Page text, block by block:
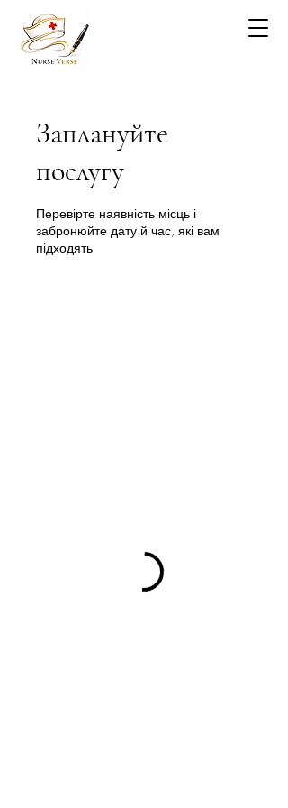
Заплануйте
послугу
Перевірте наявність місць і
забронюйте дату й час, які вам
підходять